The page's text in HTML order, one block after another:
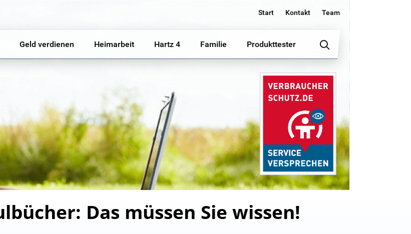
Start Kontakt Team
Geld verdienen Heimarbeit Hartz 4 Familie Produkttester
Das müssen Sie wissen!